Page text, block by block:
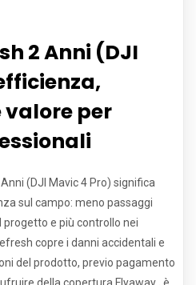
2 Anni (DJI
valore per
(DJI Mavic 4 Pro) significa
sul campo: meno passaggi
e più controllo nei
copre i danni accidentali e
del prodotto, previo pagamento
della copertura Flyaway , è